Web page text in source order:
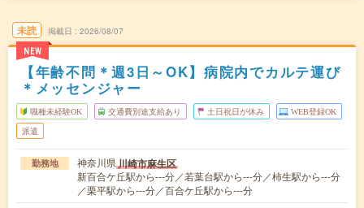
未読
NEW
掲載日 2026/08/07
【年齢不問＊週3日～OK】病院内でカルテ運び
＊メッセンジャー
職種未経験OK 交通費別途支給あり 土日祝日が休み WEB登録OK
派遣
勤務地 神奈川県川崎市麻生区
新百合ケ丘駅から---分／若葉台駅から---分／柿生駅から---分
／栗平駅から---分／百合ケ丘駅から---分